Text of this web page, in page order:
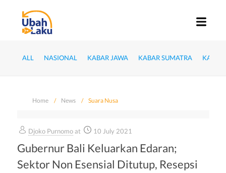
ALL NASIONAL KABAR JAWA KABAR SUMATRA
Home News Suara Nusa
Djoko Purnomo at 10 July 2021
Gubernur Bali Keluarkan Edaran;
Sektor Non Esensial Ditutup, Resepsi